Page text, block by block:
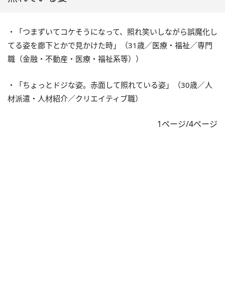
・「つまずいてコケそうになって、照れ笑いしながら誤魔化し
てる姿を廊下とかで見かけた時」（31歳／医療・福祉／専門
職（金融・不動産・医療・福祉系等））
・「ちょっとドジな姿。赤面して照れている姿」（30歳／人
材派遣・人材紹介／クリエイティブ職）
1ページ/4ページ